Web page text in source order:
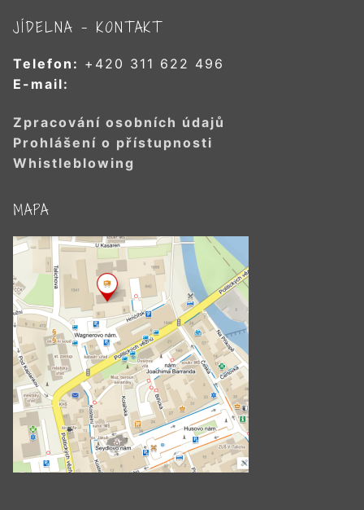
JÍDELNA – KONTAKT
Telefon: +420 311 622 496
E-mail:
Zpracování osobních údajů
Prohlášení o přístupnosti
Whistleblowing
MAPA